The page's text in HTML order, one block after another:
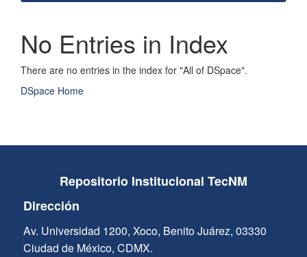
No Entries in Index
There are no entries in the index for "All of DSpace".
DSpace Home
Repositorio Institucional TecNM
Dirección
Av. Universidad 1200, Xoco, Benito Juárez, 03330
Ciudad de México, CDMX.